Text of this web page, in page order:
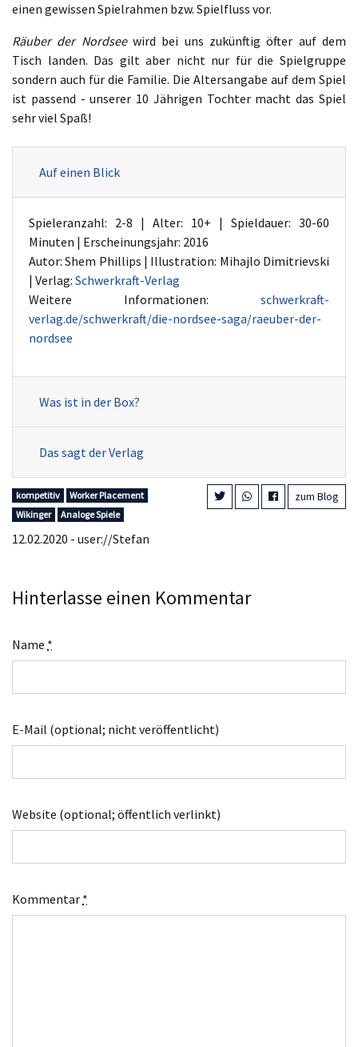
einen gewissen Spielrahmen bzw. Spielfluss vor.
Räuber der Nordseewird bei uns zukünftig öfter auf dem
Tisch landen. Das gilt aber nicht nur für die Spielgruppe
sondern auch für die Familie. Die Altersangabe auf dem Spiel
ist passend - unserer 10 Jährigen Tochter macht das Spiel
sehr viel Spaß!
Auf einen Blick
Spieleranzahl: 2-8 | Alter: 10+ | Spieldauer: 30-60
Minuten | Erscheinungsjahr: 2016
Autor: Shem Phillips | Illustration: Mihajlo Dimitrievski
| Verlag: Schwerkraft-Verlag
Weitere Informationen: schwerkraft-
verlag.de/schwerkraft/die-nordsee-saga/raeuber-der-
nordsee
Was ist in der Box?
Das sagt der Verlag
kompetitiv
Worker Placement
Wikinger
Analoge Spiele
zum Blog
12.02.2020 - user://Stefan
Hinterlasse einen Kommentar
Name *
E-Mail (optional; nicht veröffentlicht)
Website (optional; öffentlich verlinkt)
Kommentar *